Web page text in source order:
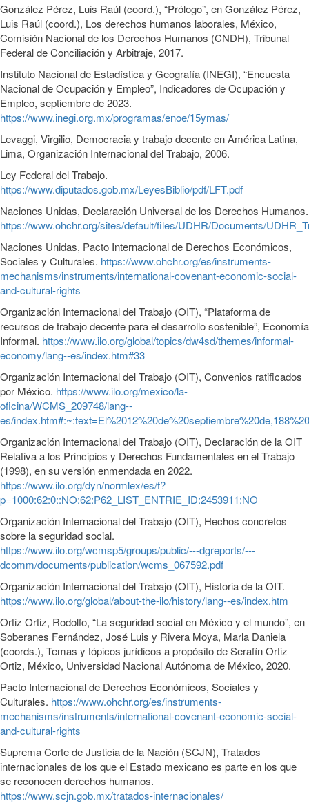
González Pérez, Luis Raúl (coord.), “Prólogo”, en González Pérez,
Luis Raúl (coord.), Los derechos humanos laborales, México,
Comisión Nacional de los Derechos Humanos (CNDH), Tribunal
Federal de Conciliación y Arbitraje, 2017.
Instituto Nacional de Estadística y Geografía (INEGI), “Encuesta
Nacional de Ocupación y Empleo”, Indicadores de Ocupación y
Empleo, septiembre de 2023.
https://www.inegi.org.mx/programas/enoe/15ymas/
Levaggi, Virgilio, Democracia y trabajo decente en América Latina,
Lima, Organización Internacional del Trabajo, 2006.
Ley Federal del Trabajo.
https://www.diputados.gob.mx/LeyesBiblio/pdf/LFT.pdf
Naciones Unidas, Declaración Universal de los Derechos Humanos.
https://www.ohchr.org/sites/default/files/UDHR/Documents/
Naciones Unidas, Pacto Internacional de Derechos Económicos,
Sociales y Culturales. https://www.ohchr.org/es/instruments-
mechanisms/instruments/international-covenant-economic-social-
and-cultural-rights
Organización Internacional del Trabajo (OIT), “Plataforma de
recursos de trabajo decente para el desarrollo sostenible”, Economía
Informal. https://www.ilo.org/global/topics/dw4sd/themes/informal-
economy/lang--es/index.htm#33
Organización Internacional del Trabajo (OIT), Convenios ratificados
por México. https://www.ilo.org/mexico/la-
oficina/WCMS_209748/lang--
es/
Organización Internacional del Trabajo (OIT), Declaración de la OIT
Relativa a los Principios y Derechos Fundamentales en el Trabajo
(1998), en su versión enmendada en 2022.
https://www.ilo.org/dyn/normlex/es/f?
p=1000:62:0::NO:62:P62_LIST_ENTRIE_ID:2453911:NO
Organización Internacional del Trabajo (OIT), Hechos concretos
sobre la seguridad social.
https://www.ilo.org/wcmsp5/groups/public/---dgreports/---
dcomm/documents/publication/wcms_067592.pdf
Organización Internacional del Trabajo (OIT), Historia de la OIT.
https://www.ilo.org/global/about-the-ilo/history/lang--es/index.htm
Ortiz Ortiz, Rodolfo, “La seguridad social en México y el mundo”, en
Soberanes Fernández, José Luis y Rivera Moya, Marla Daniela
(coords.), Temas y tópicos jurídicos a propósito de Serafín Ortiz
Ortiz, México, Universidad Nacional Autónoma de México, 2020.
Pacto Internacional de Derechos Económicos, Sociales y
Culturales. https://www.ohchr.org/es/instruments-
mechanisms/instruments/international-covenant-economic-social-
and-cultural-rights
Suprema Corte de Justicia de la Nación (SCJN), Tratados
internacionales de los que el Estado mexicano es parte en los que
se reconocen derechos humanos.
https://www.scjn.gob.mx/tratados-internacionales/